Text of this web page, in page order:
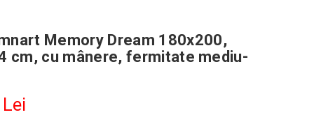
Memory Dream 180x200,
cm, cu mânere, fermitate mediu-